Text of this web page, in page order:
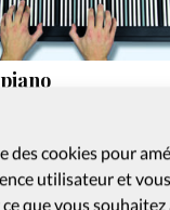
des cookies pour
utilisateur et
que vous souhaitez
un système musical
instrument. Coup de